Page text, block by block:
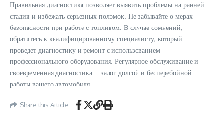
Правильная диагностика позволяет выявить проблемы на ранней
стадии и избежать серьезных поломок. Не забывайте о мерах
безопасности при работе с топливом. В случае сомнений,
обратитесь к квалифицированному специалисту, который
проведет диагностику и ремонт с использованием
профессионального оборудования. Регулярное обслуживание и
своевременная диагностика – залог долгой и бесперебойной
работы вашего автомобиля.
Share this Article